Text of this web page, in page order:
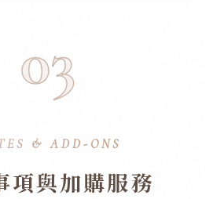
03
& ADD-ONS
項與加購服務